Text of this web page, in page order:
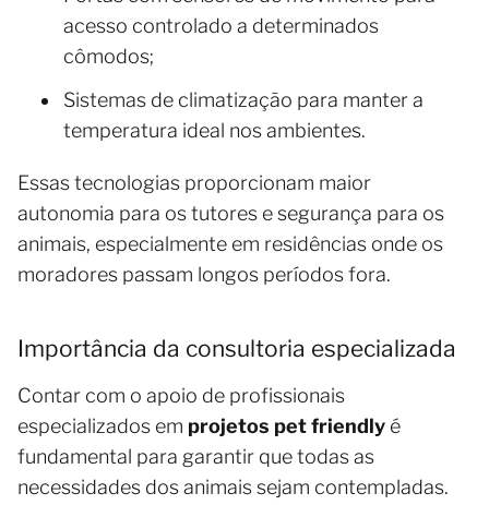
acesso controlado a determinados
cômodos;
Sistemas de climatização para manter a
temperatura ideal nos ambientes.
Essas tecnologias proporcionam maior
autonomia para os tutores e segurança para os
animais, especialmente em residências onde os
moradores passam longos períodos fora.
Importância da consultoria especializada
Contar com o apoio de profissionais
especializados em projetos pet friendly é
fundamental para garantir que todas as
necessidades dos animais sejam contempladas.